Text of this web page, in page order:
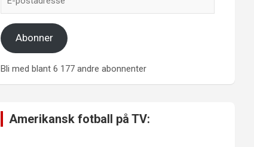
postadresse
Abonner
Bli med blant 6 177 andre abonnenter
Amerikansk fotball på TV: